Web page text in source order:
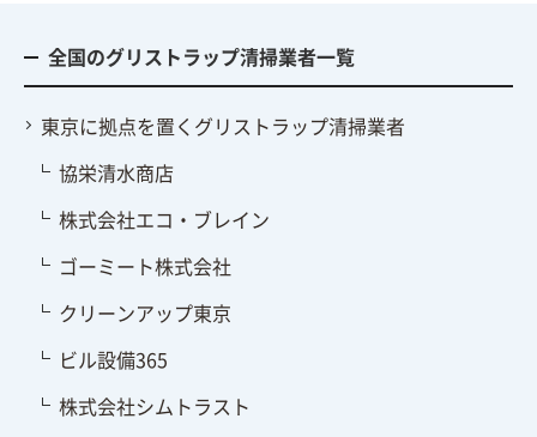
全国のグリストラップ清掃業者一覧
東京に拠点を置くグリストラップ清掃業者
協栄清水商店
株式会社エコ・ブレイン
ゴーミート株式会社
クリーンアップ東京
ビル設備365
株式会社シムトラスト